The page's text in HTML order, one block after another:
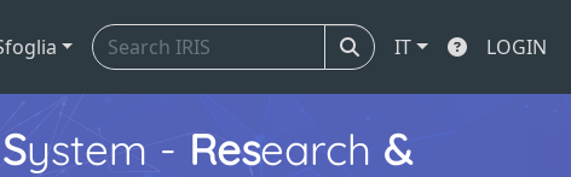
IT LOGIN
System - Research &